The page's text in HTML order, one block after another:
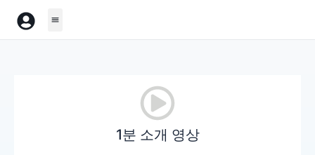
1분 소개 영상